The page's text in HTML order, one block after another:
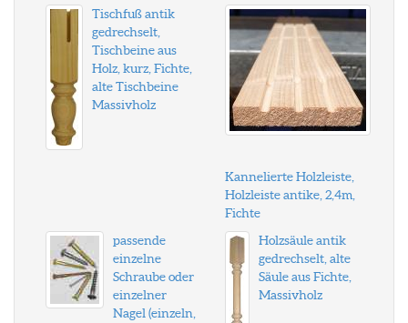
Tischfuß antik
gedrechselt,
Tischbeine aus
Holz, kurz, Fichte,
alte Tischbeine
Massivholz
Kannelierte Holzleiste,
Holzleiste antike, 2,4m,
Fichte
passende
einzelne
Schraube oder
einzelner
Nagel (einzeln,
Holzsäule antik
gedrechselt, alte
Säule aus Fichte,
Massivholz